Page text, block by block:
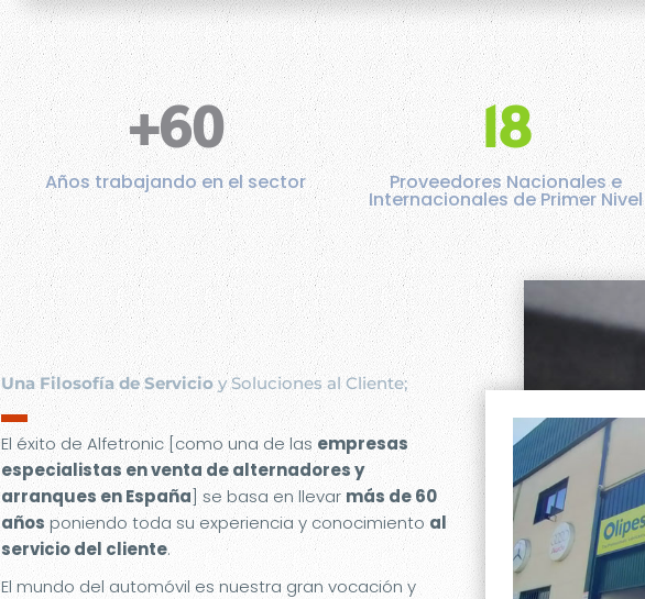
+60
Años trabajando en el sector
18
Proveedores Nacionales e
Internacionales de Primer Nivel
Una Filosofía de Servicioy Soluciones al Cliente;
▬
El éxito de Alfetronic [como una de lasempresas
especialistas en venta de alternadores y
arranques en España] se basa en llevarmás de 60
años poniendo toda su experiencia y conocimiento al
servicio del cliente.
El mundo del automóvil es nuestra gran vocación y